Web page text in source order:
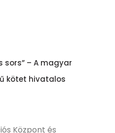
sors” – A magyar
kötet hivatalos
Központ és